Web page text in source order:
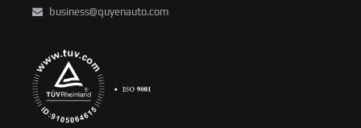
business@quyenauto.com